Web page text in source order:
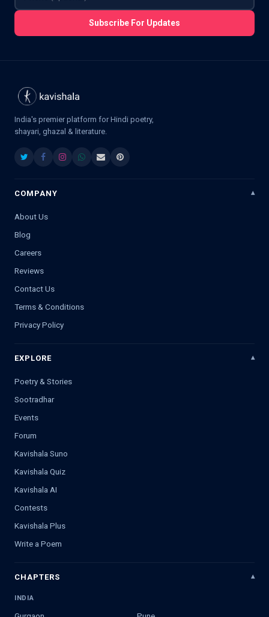
Subscribe For Updates
India's premier platform for Hindi poetry,
shayari, ghazal & literature.
COMPANY
About Us
Blog
Careers
Reviews
Contact Us
Terms & Conditions
Privacy Policy
EXPLORE
Poetry & Stories
Sootradhar
Events
Forum
Kavishala Suno
Kavishala Quiz
Kavishala AI
Contests
Kavishala Plus
Write a Poem
CHAPTERS
INDIA